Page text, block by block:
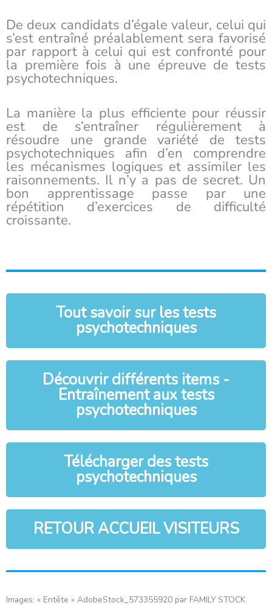
De deux candidats d’égale valeur, celui qui
s’est entraîné préalablement sera favorisé
par rapport à celui qui est confronté pour
la première fois à une épreuve de tests
psychotechniques.
La manière la plus efficiente pour réussir
est de s’entraîner régulièrement à
résoudre une grande variété de tests
psychotechniques afin d’en comprendre
les mécanismes logiques et assimiler les
raisonnements. Il n’y a pas de secret. Un
bon apprentissage passe par une
répétition d’exercices de difficulté
croissante.
Tout savoir sur les tests
psychotechniques
Découvrir différents items -
Entraînement aux tests
psychotechniques
Télécharger des tests
psychotechniques
RETOUR ACCUEIL VISITEURS
Images: « Entête » AdobeStock_573355920 par FAMILY STOCK